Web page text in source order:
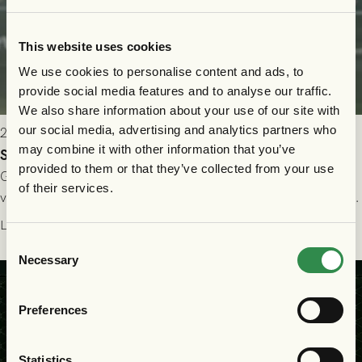
This website uses cookies
We use cookies to personalise content and ads, to
provide social media features and to analyse our traffic.
We also share information about your use of our site with
our social media, advertising and analytics partners who
may combine it with other information that you’ve
provided to them or that they’ve collected from your use
of their services.
Selection
Necessary
Preferences
2026-07-24 16:40
Seger i första kvalmatchen mot FC Nordsjælland
GAIS dominerade i första halvlek och skapade fler chanser,
välförtjänt fick de in ett ledningsmål strax innan halvtid. Efter
halvtidsvilan sjönk tempot när Nordsjälland tilläts ha mer av
seger! Matchfoto: Mikael Josefsson & Lasse Ekström
Läs mer